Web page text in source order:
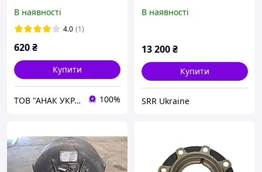
В наявності
4.0 (1)
620₴
Купити
ТОВ "АНАК УКРАЇНА" 100%
В наявності
13 200₴
Купити
SRR Ukraine